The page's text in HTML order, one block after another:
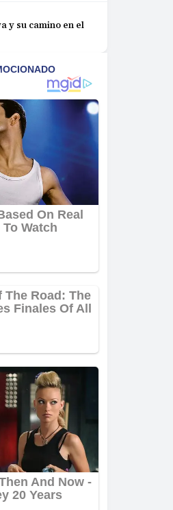
y su camino en el